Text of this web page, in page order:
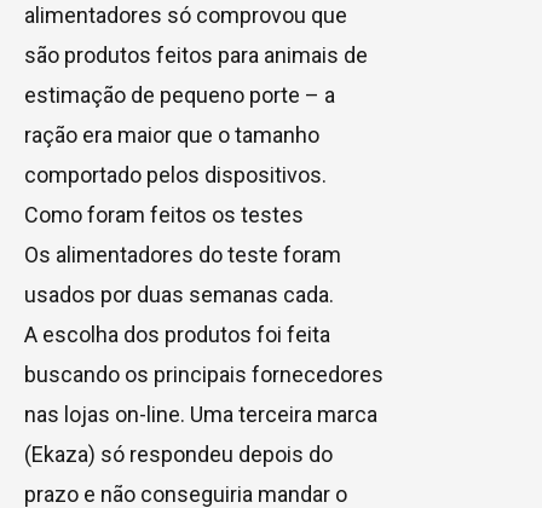
alimentadores só comprovou que
são produtos feitos para animais de
estimação de pequeno porte – a
ração era maior que o tamanho
comportado pelos dispositivos.
Como foram feitos os testes
Os alimentadores do teste foram
usados por duas semanas cada.
A escolha dos produtos foi feita
buscando os principais fornecedores
nas lojas on-line. Uma terceira marca
(Ekaza) só respondeu depois do
prazo e não conseguiria mandar o